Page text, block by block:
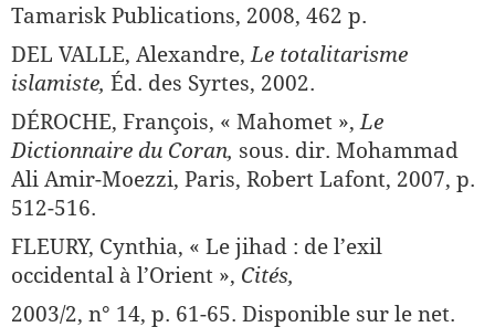
Tamarisk Publications, 2008, 462 p.
DEL VALLE, Alexandre, Le totalitarisme
islamiste, Éd. des Syrtes, 2002.
DÉROCHE, François, « Mahomet », Le
Dictionnaire du Coran, sous. dir. Mohammad
Ali Amir-Moezzi, Paris, Robert Lafont, 2007, p.
512-516.
FLEURY, Cynthia, « Le jihad : de l’exil
occidental à l’Orient », Cités,
2003/2, n° 14, p. 61-65. Disponible sur le net.